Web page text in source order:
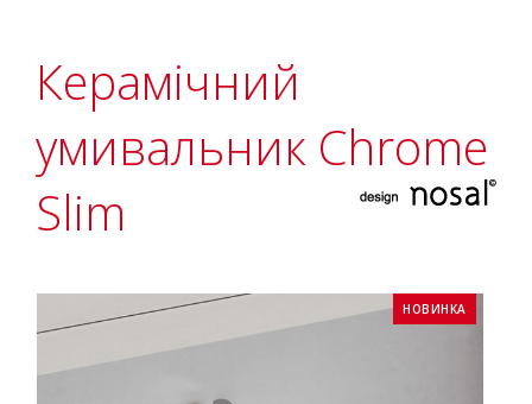
Керамічний
умивальник Chrome
Slim
НОВИНКА